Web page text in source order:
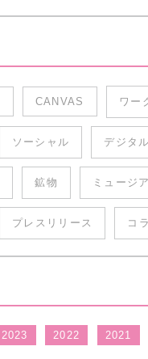
CANVAS ワー
ソーシャル デジタ
鉱物 ミュージ
プレスリリース コ
2023 2022 2021